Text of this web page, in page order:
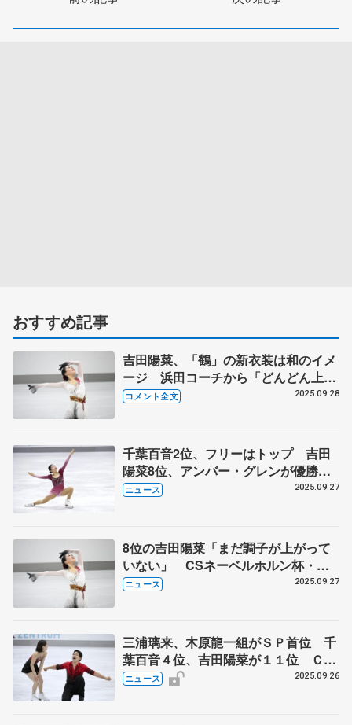
おすすめ記事
吉田陽菜、「鶴」の新衣装は和のイメ
ージ 浜田コーチから「どんどん上げ
ていくだけ」 【ネーベルホルン杯女
コメント全文 2025.09.28
千葉百音2位、フリーはトップ 吉田
陽菜8位、アンバー・グレンが優勝
フィギュアCSネーベルホルン杯最終
ニュース 2025.09.27
8位の吉田陽菜「まだ調子が上がって
いない」 CSネーベルホルン杯・女
子フリー
ニュース 2025.09.27
三浦璃来、木原龍一組がＳＰ首位 千
葉百音４位、吉田陽菜が１１位 ＣＳ
ネーベルホルン杯
ニュース 2025.09.26